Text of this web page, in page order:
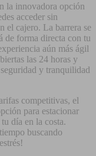
la innovadora opción
acceder sin
el cajero. La barrera se
de forma directa con tu
aún más ágil
las 24 horas y
y tranquilidad
competitivas, el
para estacionar
día en la costa.
buscando